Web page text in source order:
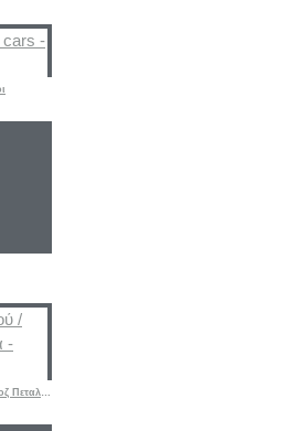
Ποδιά βάπτισης Νονού / Νονάς «Ροζ Πεταλούδα - Λουλούδι»